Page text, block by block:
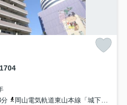
1704
岡山電気軌道東山本線「城下」駅 徒歩2分